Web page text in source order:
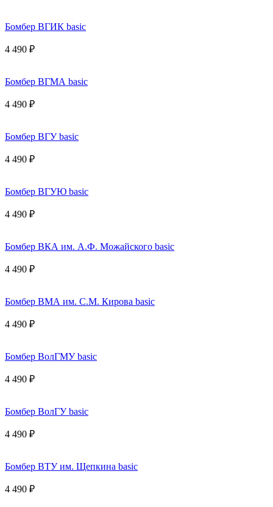
Бомбер ВГИК basic
4 490 ₽
Бомбер ВГМА basic
4 490 ₽
Бомбер ВГУ basic
4 490 ₽
Бомбер ВГУЮ basic
4 490 ₽
Бомбер ВКА им. А.Ф. Можайского basic
4 490 ₽
Бомбер ВМА им. С.М. Кирова basic
4 490 ₽
Бомбер ВолГМУ basic
4 490 ₽
Бомбер ВолГУ basic
4 490 ₽
Бомбер ВТУ им. Щепкина basic
4 490 ₽